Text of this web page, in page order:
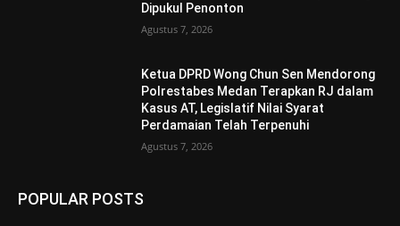
Dipukul Penonton
Agustus 7, 2026
Ketua DPRD Wong Chun Sen Mendorong
Polrestabes Medan Terapkan RJ dalam
Kasus AT, Legislatif Nilai Syarat
Perdamaian Telah Terpenuhi
Agustus 7, 2026
POPULAR POSTS